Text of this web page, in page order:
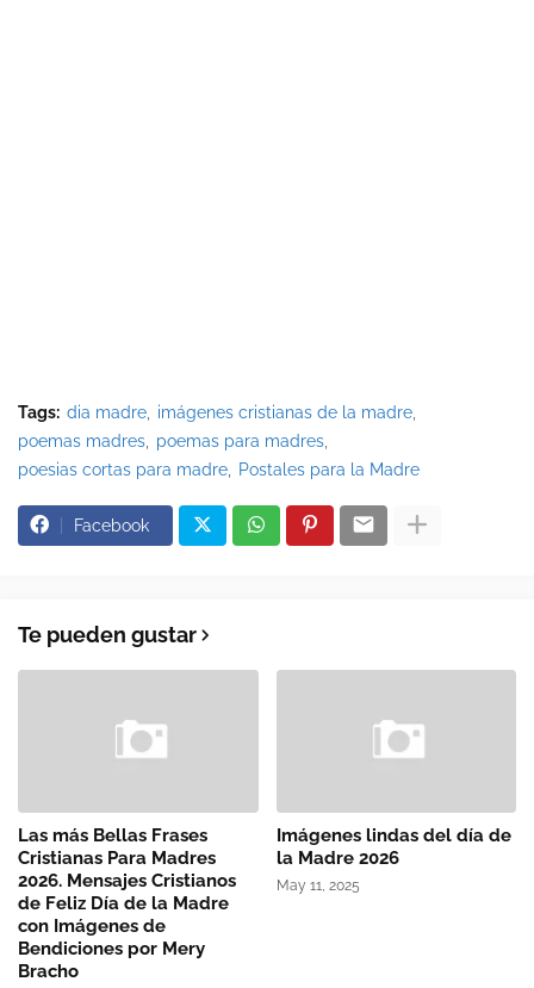
Tags: dia madre
imágenes cristianas de la madre
poemas madres
poemas para madres
poesias cortas para madre
Postales para la Madre
Facebook
Te pueden gustar
Las más Bellas Frases
Cristianas Para Madres
2026. Mensajes Cristianos
de Feliz Día de la Madre
con Imágenes de
Bendiciones por Mery
Bracho
Imágenes lindas del día de
la Madre 2026
May 11, 2025